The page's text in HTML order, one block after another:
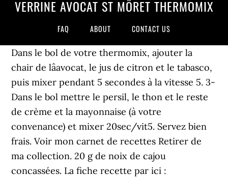
VERRINE AVOCAT ST MÔRET THERMOMIX
FAQ ABOUT CONTACT US
Dans le bol de votre thermomix, ajouter la
chair de lâavocat, le jus de citron et le tabasco,
puis mixer pendant 5 secondes à la vitesse 5. 3-
Dans le bol mettre le persil, le thon et le reste
de crème et la mayonnaise (à votre
convenance) et mixer 20sec/vit5. Servez bien
frais. Voir mon carnet de recettes Retirer de
ma collection. 20 g de noix de cajou
concassées. La fiche recette par ici :